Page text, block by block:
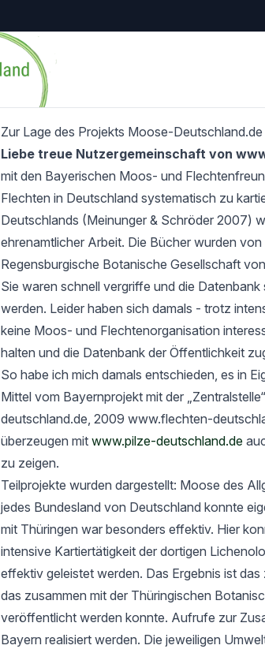
Zur Lage des Projekts Moose-Deutschland.de
Liebe treue Nutzergemeinschaft von
mit den Bayerischen Moos- und
Flechten in Deutschland systematisch zu
Deutschlands (Meinunger & Schröder 2007)
ehrenamtlicher Arbeit. Die Bücher wurden
Regensburgische Botanische Gesellschaft
Sie waren schnell vergriffe und die
werden. Leider haben sich damals - trotz
keine Moos- und Flechtenorganisation
halten und die Datenbank der Öffentlichkeit
So habe ich mich damals entschieden, es in
Mittel vom Bayernprojekt mit der
deutschland.de, 2009 www.flechten-
überzeugen mit www.pilze-deutschland.de
zu zeigen.
Teilprojekte wurden dargestellt: Moose des
jedes Bundesland von Deutschland konnte
mit Thüringen war besonders effektiv. Hier
intensive Kartiertätigkeit der dortigen
effektiv geleistet werden. Das Ergebnis ist
das zusammen mit der Thüringischen
veröffentlicht werden konnte. Aufrufe zur
Bayern realisiert werden. Die jeweiligen